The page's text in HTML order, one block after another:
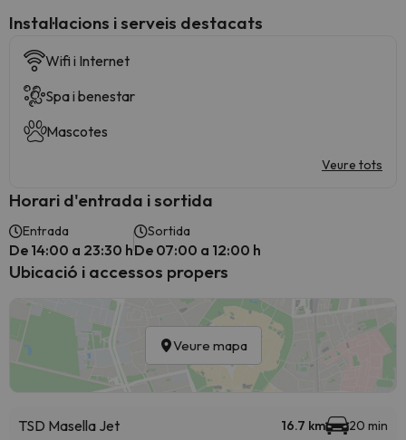
Instal·lacions i serveis destacats
Wifi i Internet
Spa i benestar
Mascotes
Veure tots
Horari d'entrada i sortida
Entrada
De 14:00 a 23:30 h
Sortida
De 07:00 a 12:00 h
Ubicació i accessos propers
Veure mapa
TSD Masella Jet 16.7 km 20 min